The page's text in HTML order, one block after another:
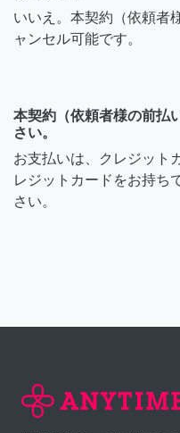
いいえ。本契約（依頼者
ャンセル可能です。
本契約（依頼者様の前払
さい。
お支払いは、クレジット
レジットカードをお持ち
さい。